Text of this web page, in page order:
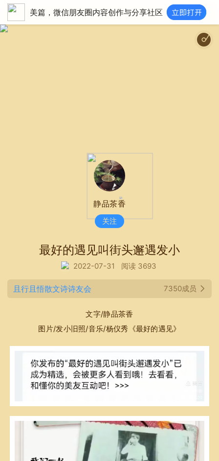
美篇，微信朋友圈内容创作与分享社区
静品茶香
关注
最好的遇见叫街头邂遇发小
2022-07-31 阅读 3693
且行且悟散文诗诗友会 7350成员
文字/静品茶香
图片/发小旧照/音乐/杨仪秀《最好的遇见》